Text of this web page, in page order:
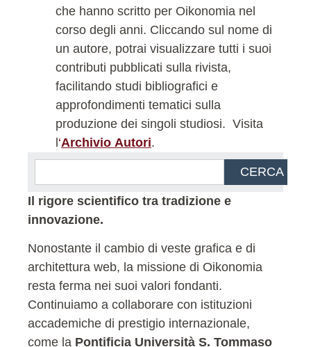
che hanno scritto per Oikonomia nel
corso degli anni. Cliccando sul nome di
un autore, potrai visualizzare tutti i suoi
contributi pubblicati sulla rivista,
facilitando studi bibliografici e
approfondimenti tematici sulla
produzione dei singoli studiosi. Visita
l‘Archivio Autori.
CERCA
Il rigore scientifico tra tradizione e
innovazione.
Nonostante il cambio di veste grafica e di
architettura web, la missione di Oikonomia
resta ferma nei suoi valori fondanti.
Continuiamo a collaborare con istituzioni
accademiche di prestigio internazionale,
come la Pontificia Università S. Tommaso